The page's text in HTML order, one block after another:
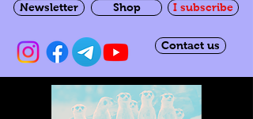
Newsletter Shop I subscribe
Contact us